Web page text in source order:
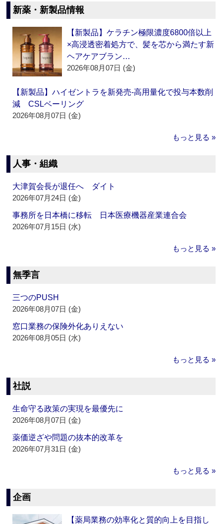
新薬・新製品情報
【新製品】ケラチン極限濃度6800倍以上
×高浸透密着処方で、髪を芯から満たす新
ヘアケアブラン…
2026年08月07日 (金)
【新製品】ハイゼントラを新発売‐高用量化で投与本数削
減 CSLベーリング
2026年08月07日 (金)
もっと見る »
人事・組織
大津賀会長が退任へ ダイト
2026年07月24日 (金)
事務所を日本橋に移転 日本医療機器産業連合会
2026年07月15日 (水)
もっと見る »
無季言
三つのPUSH
2026年08月07日 (金)
窓口業務の保険外化ありえない
2026年08月05日 (水)
もっと見る »
社説
生命守る政策の実現を最優先に
2026年08月07日 (金)
薬価逆ざや問題の抜本的改革を
2026年07月31日 (金)
もっと見る »
企画
【薬局業務の効率化と質的向上を目指し